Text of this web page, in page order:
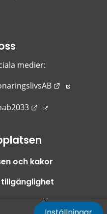
medier:
Länk till
Länk till annan
och kakor